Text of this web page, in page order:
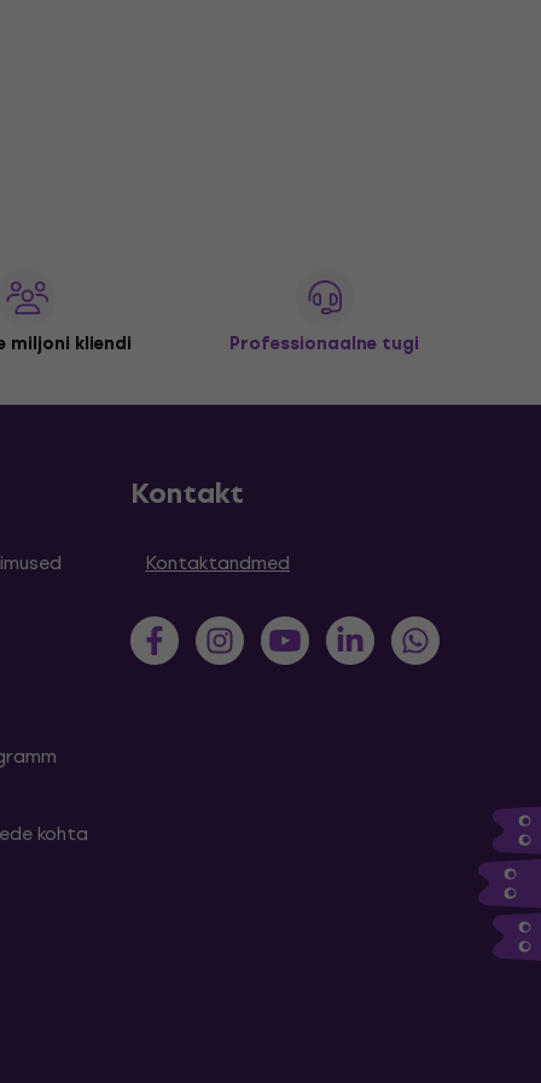
miljoni kliendi Professionaalne tugi
kohta
Kontakt
Kontaktandmed